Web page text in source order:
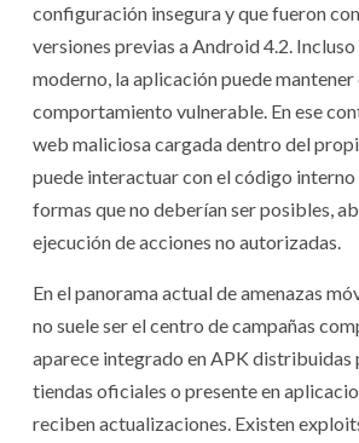
configuración insegura y que fueron
versiones previas a Android 4.2.
moderno, la aplicación puede mantener
comportamiento vulnerable. En ese
web maliciosa cargada dentro del
puede interactuar con el código interno
formas que no deberían ser posibles,
ejecución de acciones no autorizadas.
En el panorama actual de amenazas
no suele ser el centro de campañas
aparece integrado en APK distribuidas
tiendas oficiales o presente en
reciben actualizaciones. Existen